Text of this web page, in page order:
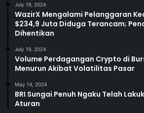
July 19, 2024
WazirX Mengalami Pelanggaran
$234,9 Juta Diduga Terancam;
Dihentikan
July 19, 2024
Volume Perdagangan Crypto di
Menurun Akibat Volatilitas Pasar
May 14, 2024
BRI Sungai Penuh Ngaku Telah
Aturan